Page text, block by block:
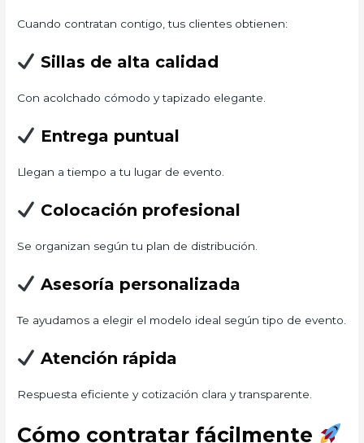
Cuando contratan contigo, tus clientes obtienen:
Sillas de alta calidad
Con acolchado cómodo y tapizado elegante.
Entrega puntual
Llegan a tiempo a tu lugar de evento.
Colocación profesional
Se organizan según tu plan de distribución.
Asesoría personalizada
Te ayudamos a elegir el modelo ideal según tipo de evento.
Atención rápida
Respuesta eficiente y cotización clara y transparente.
Cómo contratar fácilmente